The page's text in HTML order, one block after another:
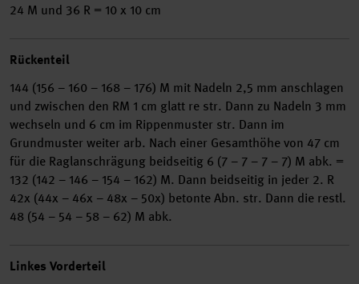
24 M und 36 R = 10 x 10 cm
Rückenteil
144 (156 – 160 – 168 – 176) M mit Nadeln 2,5 mm anschlagen
und zwischen den RM 1 cm glatt re str. Dann zu Nadeln 3 mm
wechseln und 6 cm im Rippenmuster str. Dann im
Grundmuster weiter arb. Nach einer Gesamthöhe von 47 cm
für die Raglanschrägung beidseitig 6 (7 – 7 – 7 – 7) M abk. =
132 (142 – 146 – 154 – 162) M. Dann beidseitig in jeder 2. R
42x (44x – 46x – 48x – 50x) betonte Abn. str. Dann die restl.
48 (54 – 54 – 58 – 62) M abk.
Linkes Vorderteil